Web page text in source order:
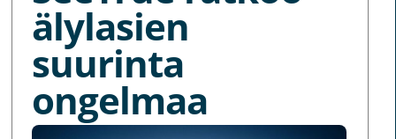
älylasien
suurinta
ongelmaa